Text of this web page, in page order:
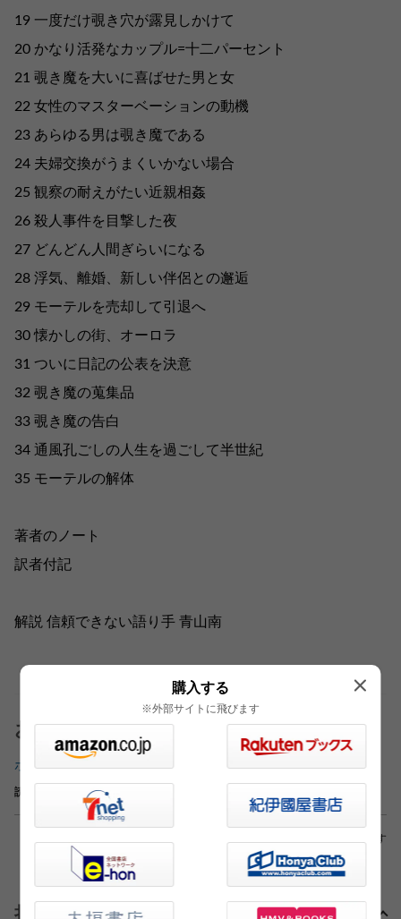
19 一度だけ覗き穴が露見しかけて
20 かなり活発なカップル=十二パーセント
21 覗き魔を大いに喜ばせた男と女
22 女性のマスターベーションの動機
23 あらゆる男は覗き魔である
24 夫婦交換がうまくいかない場合
25 観察の耐えがたい近親相姦
26 殺人事件を目撃した夜
27 どんどん人間ぎらいになる
28 浮気、離婚、新しい伴侶との邂逅
29 モーテルを売却して引退へ
30 懐かしの街、オーロラ
31 ついに日記の公表を決意
32 覗き魔の蒐集品
33 覗き魔の告白
34 通風孔ごしの人生を過ごして半世紀
35 モーテルの解体
著者のノート
訳者付記
解説 信頼できない語り手 青山南
おすすめ記事
ホテルオーナーの趣味が覗き見だったら
読書（文春オンライン 2017.02.10）
※外部サイトへリンクしている場合もあります
担当編集者より
購入する
※外部サイトに飛びます